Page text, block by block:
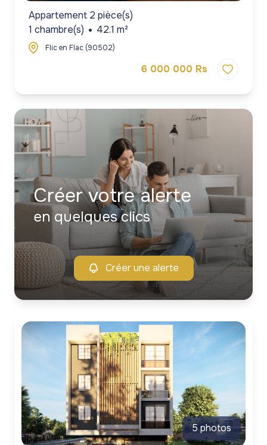
Appartement 2 pièce(s)
1 chambre(s)
42.1 m²
Flic en Flac (90502)
6 000 000 Rs
Créer votre alerte
en quelques clics
Créer une alerte
5 photos